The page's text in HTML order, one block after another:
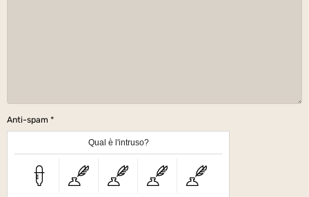
Anti-spam
Qual è l'intruso?